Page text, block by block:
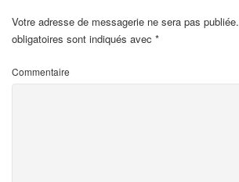
Votre adresse de messagerie ne sera pas publiée.
obligatoires sont indiqués avec *
Commentaire